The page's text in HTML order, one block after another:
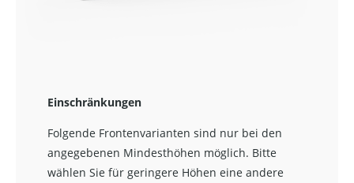
Einschränkungen
Folgende Frontenvarianten sind nur bei den
angegebenen Mindesthöhen möglich. Bitte
wählen Sie für geringere Höhen eine andere